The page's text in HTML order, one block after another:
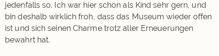
jedenfalls so. Ich war hier schon als Kind sehr gern, und
bin deshalb wirklich froh, dass das Museum wieder offen
ist und sich seinen Charme trotz aller Erneuerungen
bewahrt hat.